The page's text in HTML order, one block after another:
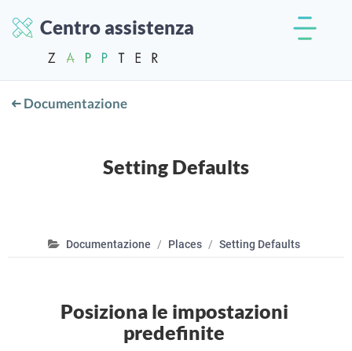
Centro assistenza
Documentazione
Setting Defaults
Documentazione Places Setting Defaults
Posiziona le impostazioni
predefinite